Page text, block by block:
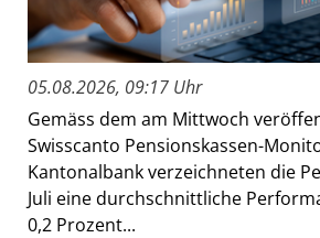
05.08.2026, 09:17 Uhr
Gemäss dem am Mittwoch
Swisscanto Pensionskassen-
Kantonalbank verzeichneten die
Juli eine durchschnittliche
0,2 Prozent...